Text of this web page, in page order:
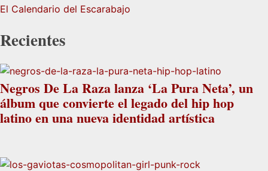
El Calendario del Escarabajo
Recientes
Negros De La Raza lanza ‘La Pura Neta’, un
álbum que convierte el legado del hip hop
latino en una nueva identidad artística